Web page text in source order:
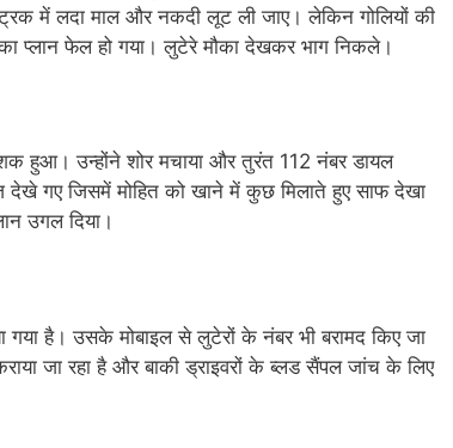
में लदा माल और नकदी लूट ली जाए। लेकिन गोलियों की
प्लान फेल हो गया। लुटेरे मौका देखकर भाग निकले।
हुआ। उन्होंने शोर मचाया और तुरंत 112 नंबर डायल
गए जिसमें मोहित को खाने में कुछ मिलाते हुए साफ देखा
उगल दिया।
गया है। उसके मोबाइल से लुटेरों के नंबर भी बरामद किए जा
जा रहा है और बाकी ड्राइवरों के ब्लड सैंपल जांच के लिए